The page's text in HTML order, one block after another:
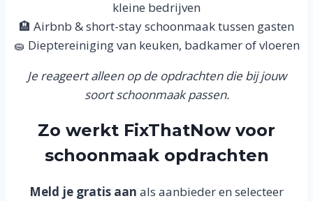
kleine bedrijven
🏨 Airbnb & short-stay schoonmaak tussen gasten
🧽 Dieptereiniging van keuken, badkamer of vloeren
Je reageert alleen op de opdrachten die bij jouw
soort schoonmaak passen.
Zo werkt FixThatNow voor
schoonmaak opdrachten
Meld je gratis aan als aanbieder en selecteer